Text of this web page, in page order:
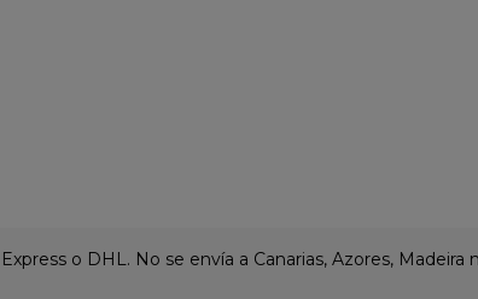
o DHL. No se envía a Canarias, Azores, Madeira